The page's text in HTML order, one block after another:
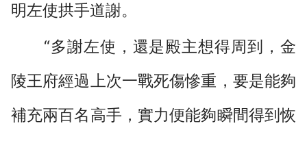
明左使拱手道謝。
“多謝左使，還是殿主想得周到，金
陵王府經過上次一戰死傷慘重，要是能夠
補充兩百名高手，實力便能夠瞬間得到恢